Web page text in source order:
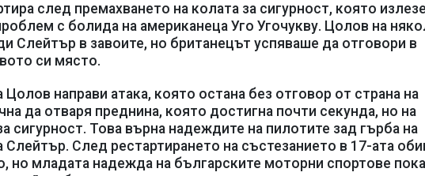
след премахването на колата за сигурност, която
с болида на американеца Уго Угочукву. Цолов на
Слейтър в завоите, но британецът успяваше да отговори в
си място.
направи атака, която остана без отговор от страна на
да отваря преднина, която достигна почти секунда, но на
сигурност. Това върна надеждите на пилотите зад гърба на
Слейтър. След рестартирането на състезанието в 17-ата
но младата надежда на българските моторни спортове